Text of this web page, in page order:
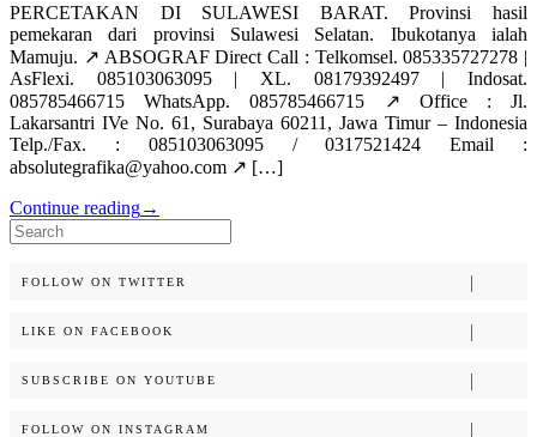
PERCETAKAN DI SULAWESI BARAT. Provinsi hasil
pemekaran dari provinsi Sulawesi Selatan. Ibukotanya ialah
Mamuju. ↗️ ABSOGRAF Direct Call : Telkomsel. 085335727278 |
AsFlexi. 085103063095 | XL. 08179392497 | Indosat.
085785466715 WhatsApp. 085785466715 ↗️ Office : Jl.
Lakarsantri IVe No. 61, Surabaya 60211, Jawa Timur – Indonesia
Telp./Fax. : 085103063095 / 0317521424 Email :
absolutegrafika@yahoo.com ↗️ […]
Continue reading→
Search
for:
FOLLOW ON TWITTER
LIKE ON FACEBOOK
SUBSCRIBE ON YOUTUBE
FOLLOW ON INSTAGRAM